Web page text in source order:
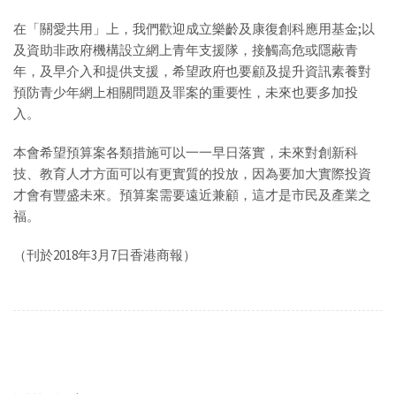
在「關愛共用」上，我們歡迎成立樂齡及康復創科應用基金;以
及資助非政府機構設立網上青年支援隊，接觸高危或隱蔽青
年，及早介入和提供支援，希望政府也要顧及提升資訊素養對
預防青少年網上相關問題及罪案的重要性，未來也要多加投
入。
本會希望預算案各類措施可以一一早日落實，未來對創新科
技、教育人才方面可以有更實質的投放，因為要加大實際投資
才會有豐盛未來。預算案需要遠近兼顧，這才是市民及產業之
福。
（刊於2018年3月7日香港商報）